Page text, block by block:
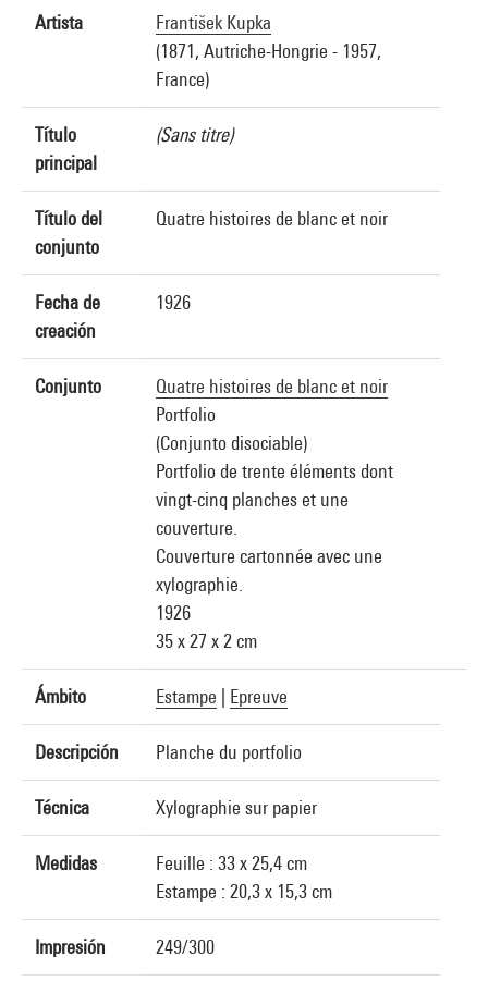
Artista
František Kupka
(1871, Autriche-Hongrie - 1957,
France)
Título
principal
(Sans titre)
Título del
conjunto
Quatre histoires de blanc et noir
Fecha de
creación
1926
Conjunto
Quatre histoires de blanc et noir
Portfolio
(Conjunto disociable)
Portfolio de trente éléments dont
vingt-cinq planches et une
couverture.
Couverture cartonnée avec une
xylographie.
1926
35 x 27 x 2 cm
Ámbito Estampe Epreuve
Descripción Planche du portfolio
Técnica Xylographie sur papier
Medidas
Feuille : 33 x 25,4 cm
Estampe : 20,3 x 15,3 cm
Impresión 249/300